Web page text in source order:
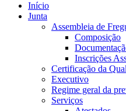
Início
Junta
Assembleia de
Composição
Inscrições
Certificação da
Executivo
Regime geral da
Serviços